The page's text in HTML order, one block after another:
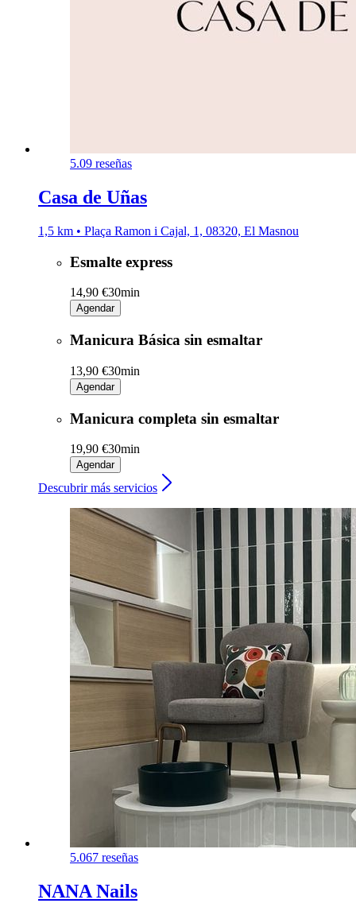
5.09 reseñas
Casa de Uñas
1,5 km • Plaça Ramon i Cajal, 1, 08320, El Masnou
Esmalte express
14,90 €30min
Agendar
Manicura Básica sin esmaltar
13,90 €30min
Agendar
Manicura completa sin esmaltar
19,90 €30min
Agendar
Descubrir más servicios
5.067 reseñas
NANA Nails